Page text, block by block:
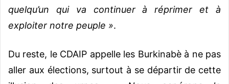
quelqu’un qui va continuer à réprimer et à
exploiter notre peuple ».
Du reste, le CDAIP appelle les Burkinabè à ne pas
aller aux élections, surtout à se départir de cette